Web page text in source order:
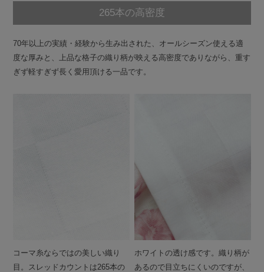
265本の高密度
70年以上の実績・経験から生み出された、オールシーズン使える適
度な厚みと、上品な格子の織り柄が映える高密度でありながら、重す
ぎず軽すぎず長く愛用頂ける一品です。
コーマ糸ならではの美しい織り
目。スレッドカウントは265本の
ホワイトの透け感です。織り柄が
あるので目立ちにくいのですが、